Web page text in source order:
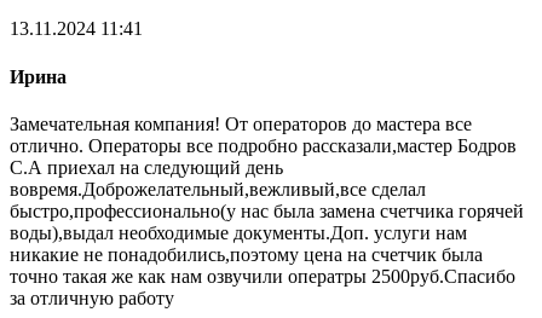
13.11.2024 11:41
Ирина
Замечательная компания! От операторов до мастера все
отлично. Операторы все подробно рассказали,мастер Бодров
С.А приехал на следующий день
вовремя.Доброжелательный,вежливый,все сделал
быстро,профессионально(у нас была замена счетчика горячей
воды),выдал необходимые документы.Доп. услуги нам
никакие не понадобились,поэтому цена на счетчик была
точно такая же как нам озвучили оператры 2500руб.Спасибо
за отличную работу